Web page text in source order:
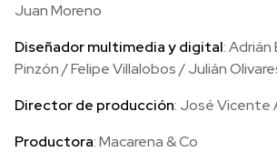
Juan Moreno
Diseñador multimedia y digital:
Pinzón / Felipe Villalobos / Julián
Director de producción: José Vicente
Productora: Macarena & Co